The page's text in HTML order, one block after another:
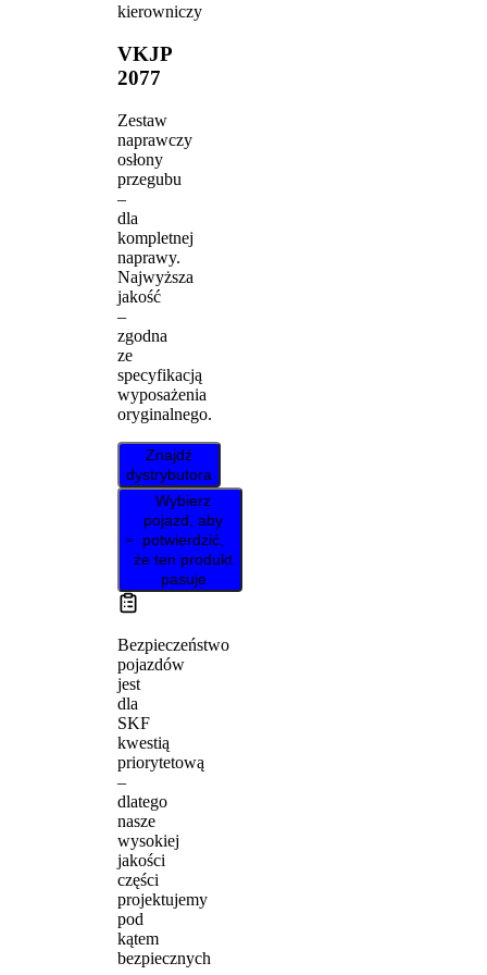
kierowniczy
VKJP
2077
Zestaw
naprawczy
osłony
przegubu
–
dla
kompletnej
naprawy.
Najwyższa
jakość
–
zgodna
ze
specyfikacją
wyposażenia
oryginalnego.
Znajdź
dystrybutora
Wybierz
pojazd, aby
potwierdzić,
że ten produkt
pasuje
Bezpieczeństwo
pojazdów
jest
dla
SKF
kwestią
priorytetową
–
dlatego
nasze
wysokiej
jakości
części
projektujemy
pod
kątem
bezpiecznych